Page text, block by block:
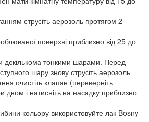
струсіть аерозоль протягом 2
поверхні приблизно від 25 до
декількома тонкими шарами. Перед
шару знову струсіть аерозоль
очистіть клапан (переверніть
дном і натисніть на насадку приблизно
кольору використовуйте лак Bosny